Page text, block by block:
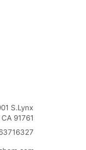
S.Lynx
91761